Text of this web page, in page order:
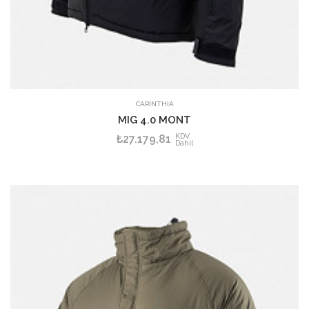
CARINTHIA
MIG 4.0 MONT
₺27.179,81 KDV
Dahil